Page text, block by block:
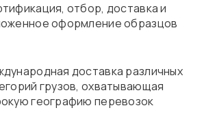
отбор, доставка и
оформление образцов
доставка различных
грузов, охватывающая
географию перевозок